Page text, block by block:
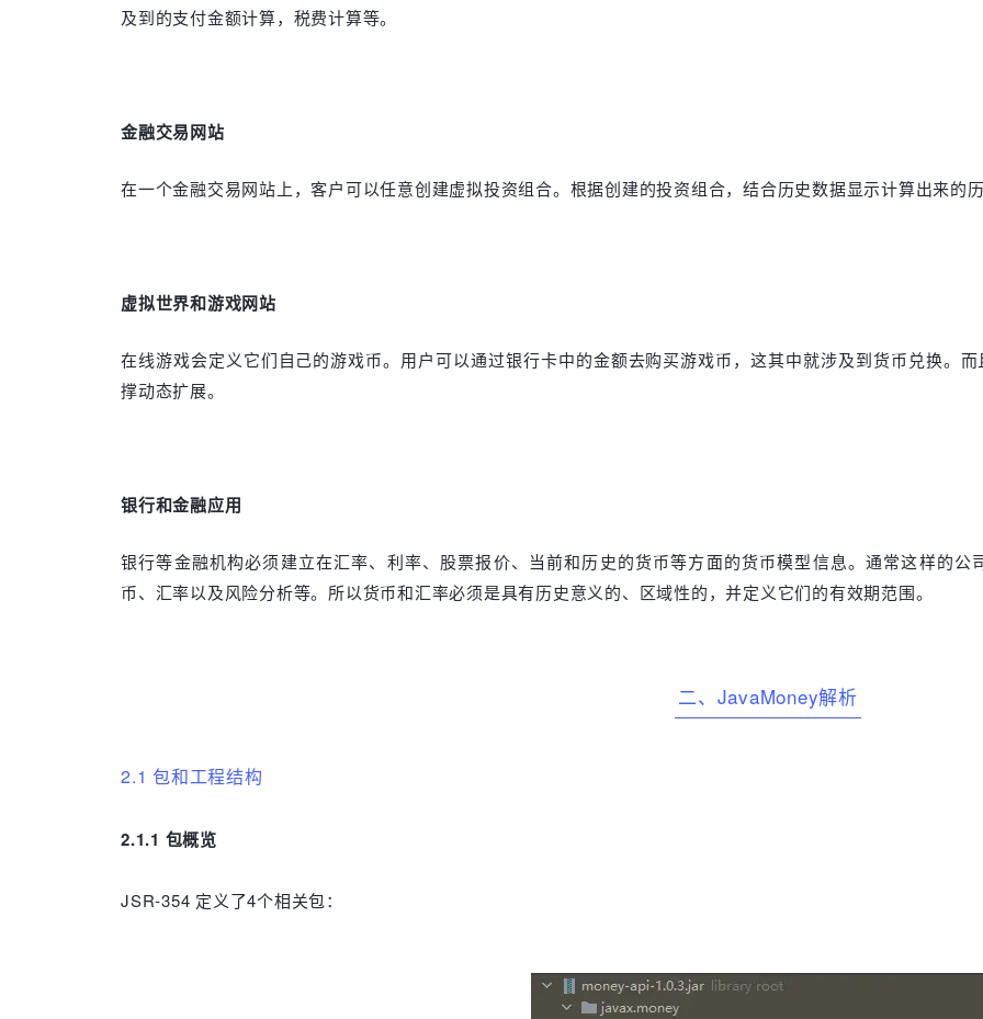
及到的支付金额计算，税费计算等。
金融交易网站
在一个金融交易网站上，客户可以任意创建虚拟投资组合。根据创建的投资组合，结合历史数据显示计算出来的
虚拟世界和游戏网站
在线游戏会定义它们自己的游戏币。用户可以通过银行卡中的金额去购买游戏币，这其中就涉及到货币兑换。
撑动态扩展。
银行和金融应用
银行等金融机构必须建立在汇率、利率、股票报价、当前和历史的货币等方面的货币模型信息。通常这样的
币、汇率以及风险分析等。所以货币和汇率必须是具有历史意义的、区域性的，并定义它们的有效期范围。
二、JavaMoney解析
2.1 包和工程结构
2.1.1 包概览
JSR-354 定义了4个相关包：